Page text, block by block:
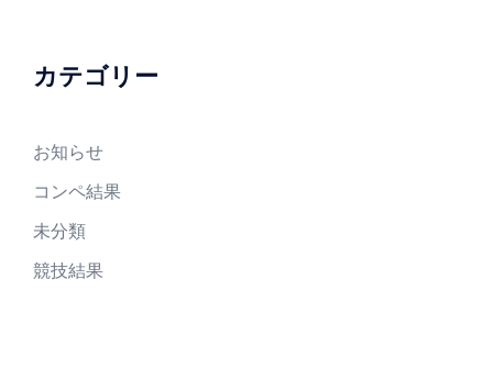
カテゴリー
お知らせ
コンペ結果
未分類
競技結果